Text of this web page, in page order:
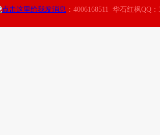
：4006168511 华石红枫QQ